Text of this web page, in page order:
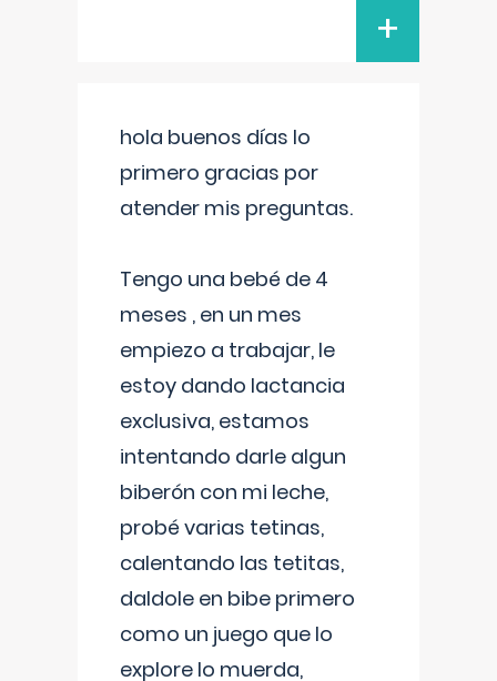
+
hola buenos días lo
primero gracias por
atender mis preguntas.
Tengo una bebé de 4
meses , en un mes
empiezo a trabajar, le
estoy dando lactancia
exclusiva, estamos
intentando darle algun
biberón con mi leche,
probé varias tetinas,
calentando las tetitas,
daldole en bibe primero
como un juego que lo
explore lo muerda,